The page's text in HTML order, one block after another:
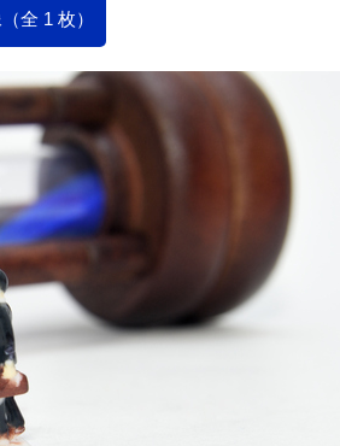
全 1 枚）